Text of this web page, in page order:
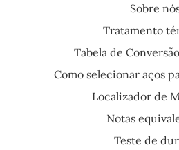
Sobre
Tratamento
Tabela de
Como selecionar aços
Localizador de
Notas
Teste de